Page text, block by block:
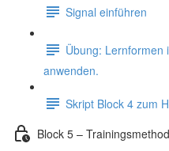
Signal einführen
Übung: Lernformen
anwenden.
Skript Block 4 zum
Block 5 –